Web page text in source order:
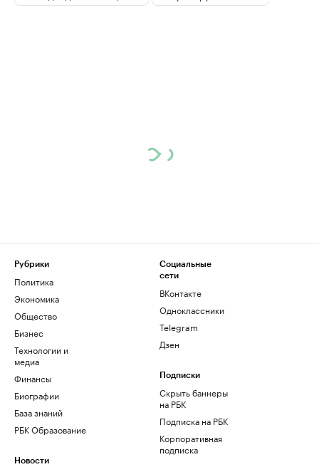
Рубрики
Политика
Экономика
Общество
Бизнес
Технологии и
медиа
Финансы
Биографии
База знаний
РБК Образование
Новости
Социальные
сети
ВКонтакте
Одноклассники
Telegram
Дзен
Подписки
Скрыть баннеры
на РБК
Подписка на РБК
Корпоративная
подписка